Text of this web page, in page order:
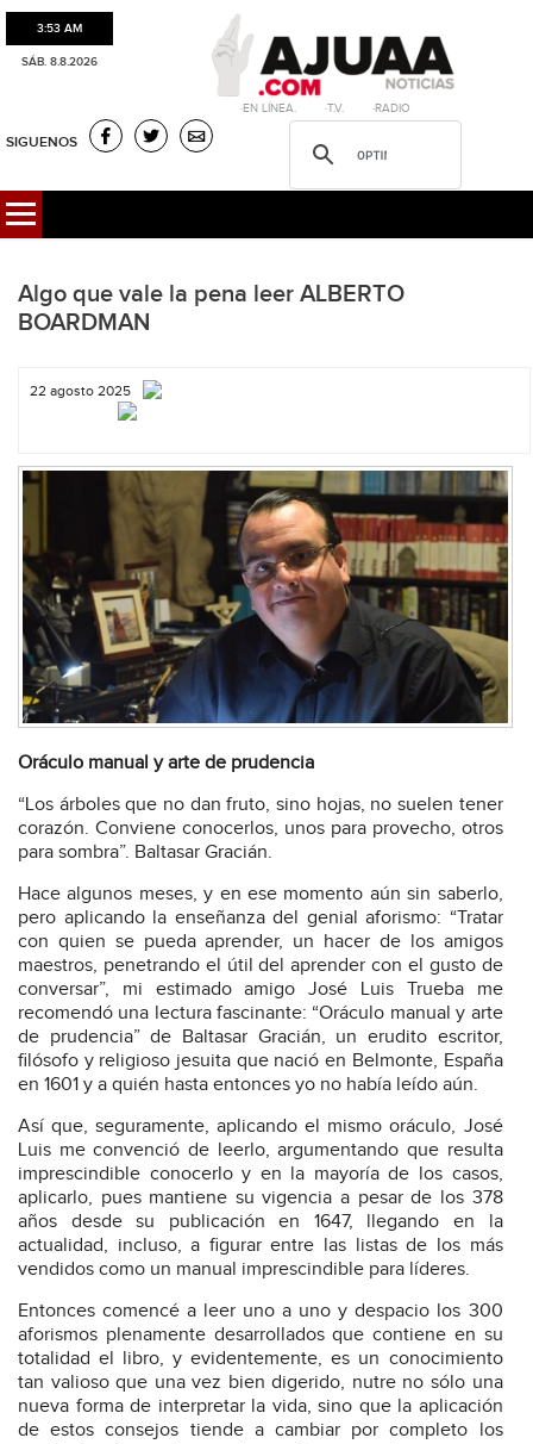
3:53 AM
SÁB. 8.8.2026
·EN LÍNEA. ·T.V. ·RADIO
SIGUENOS
Algo que vale la pena leer ALBERTO
BOARDMAN
22 agosto 2025
Oráculo manual y arte de prudencia
“Los árboles que no dan fruto, sino hojas, no suelen tener
corazón. Conviene conocerlos, unos para provecho, otros
para sombra”. Baltasar Gracián.
Hace algunos meses, y en ese momento aún sin saberlo,
pero aplicando la enseñanza del genial aforismo: “Tratar
con quien se pueda aprender, un hacer de los amigos
maestros, penetrando el útil del aprender con el gusto de
conversar”, mi estimado amigo José Luis Trueba me
recomendó una lectura fascinante: “Oráculo manual y arte
de prudencia” de Baltasar Gracián, un erudito escritor,
filósofo y religioso jesuita que nació en Belmonte, España
en 1601 y a quién hasta entonces yo no había leído aún.
Así que, seguramente, aplicando el mismo oráculo, José
Luis me convenció de leerlo, argumentando que resulta
imprescindible conocerlo y en la mayoría de los casos,
aplicarlo, pues mantiene su vigencia a pesar de los 378
años desde su publicación en 1647, llegando en la
actualidad, incluso, a figurar entre las listas de los más
vendidos como un manual imprescindible para líderes.
Entonces comencé a leer uno a uno y despacio los 300
aforismos plenamente desarrollados que contiene en su
totalidad el libro, y evidentemente, es un conocimiento
tan valioso que una vez bien digerido, nutre no sólo una
nueva forma de interpretar la vida, sino que la aplicación
de estos consejos tiende a cambiar por completo los